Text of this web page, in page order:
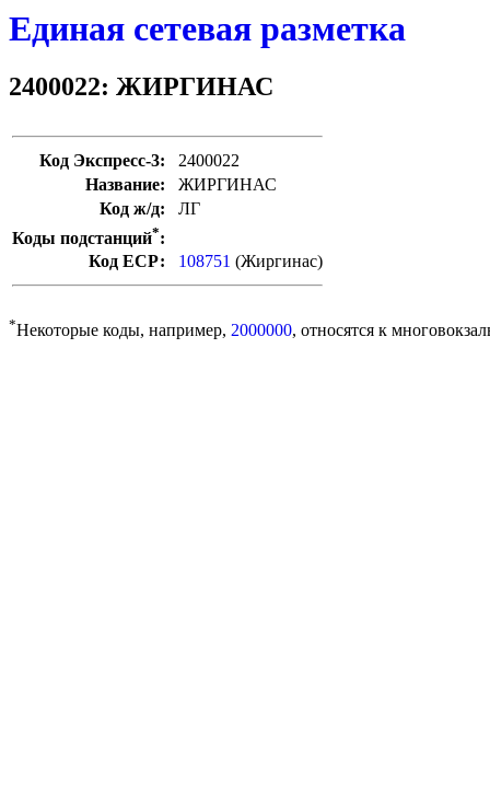
Единая сетевая разметка
2400022: ЖИРГИНАС
Код Экспресс-3:
2400022
Название:
ЖИРГИНАС
Код ж/д:
ЛГ
Коды подстанций*:
Код ЕСР:
108751 (Жиргинас)
*Некоторые коды, например, 2000000, относятся к